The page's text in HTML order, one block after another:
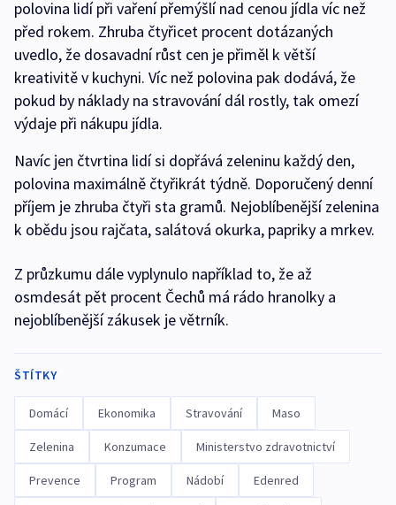
polovina lidí při vaření přemýšlí nad cenou jídla víc než
před rokem. Zhruba čtyřicet procent dotázaných
uvedlo, že dosavadní růst cen je přiměl k větší
kreativitě v kuchyni. Víc než polovina pak dodává, že
pokud by náklady na stravování dál rostly, tak omezí
výdaje při nákupu jídla.
Navíc jen čtvrtina lidí si dopřává zeleninu každý den,
polovina maximálně čtyřikrát týdně. Doporučený denní
příjem je zhruba čtyři sta gramů. Nejoblíbenější zelenina
k obědu jsou rajčata, salátová okurka, papriky a mrkev.
Z průzkumu dále vyplynulo například to, že až
osmdesát pět procent Čechů má rádo hranolky a
nejoblíbenější zákusek je větrník.
ŠTÍTKY
Domácí Ekonomika Stravování Maso
Zelenina Konzumace Ministerstvo zdravotnictví
Prevence Program Nádobí Edenred